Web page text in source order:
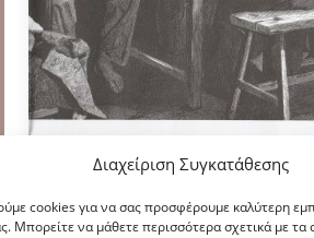
Διαχείριση Συγκατάθεσης
cookies για να σας προσφέρουμε καλύτερη
Μπορείτε να μάθετε περισσότερα σχετικά με